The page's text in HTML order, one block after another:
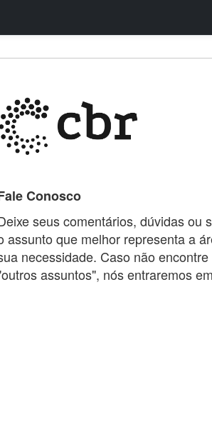
Conosco
seus comentários, dúvidas ou
assunto que melhor representa a
necessidade. Caso não
assuntos", nós entraremos